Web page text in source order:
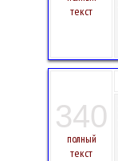
текст
340
полный
текст